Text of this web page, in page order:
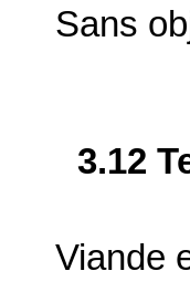
Sans
3.12
Viande